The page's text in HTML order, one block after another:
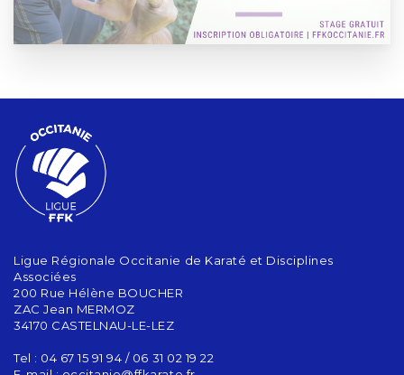
Ligue Régionale Occitanie de Karaté et Disciplines
Associées
200 Rue Hélène BOUCHER
ZAC Jean MERMOZ
34170 CASTELNAU-LE-LEZ
Tel : 04 67 15 91 94 / 06 31 02 19 22